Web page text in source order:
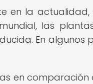
en la
las
En algunos
en